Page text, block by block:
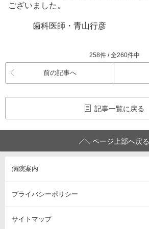
ございました。
歯科医師・青山行彦
258件 / 全260件中
前の記事へ
記事一覧に戻る
ページ上部へ戻る
病院案内
プライバシーポリシー
サイトマップ